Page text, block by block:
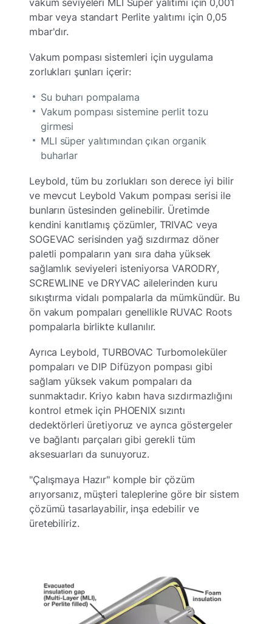
mbar veya standart Perlite yalıtımı için 0,05
mbar'dır.
Vakum pompası sistemleri için uygulama
zorlukları şunları içerir:
Su buharı pompalama
Vakum pompası sistemine perlit tozu
girmesi
MLI süper yalıtımından çıkan organik
buharlar
Leybold, tüm bu zorlukları son derece iyi bilir
ve mevcut Leybold Vakum pompası serisi ile
bunların üstesinden gelinebilir. Üretimde
kendini kanıtlamış çözümler, TRIVAC veya
SOGEVAC serisinden yağ sızdırmaz döner
paletli pompaların yanı sıra daha yüksek
sağlamlık seviyeleri isteniyorsa VARODRY,
SCREWLINE ve DRYVAC ailelerinden kuru
sıkıştırma vidalı pompalarla da mümkündür. Bu
ön vakum pompaları genellikle RUVAC Roots
pompalarla birlikte kullanılır.
Ayrıca Leybold, TURBOVAC Turbomoleküler
pompaları ve DIP Difüzyon pompası gibi
sağlam yüksek vakum pompaları da
sunmaktadır. Kriyo kabın hava sızdırmazlığını
kontrol etmek için PHOENIX sızıntı
dedektörleri üretiyoruz ve ayrıca göstergeler
ve bağlantı parçaları gibi gerekli tüm
aksesuarları da sunuyoruz.
"Çalışmaya Hazır" komple bir çözüm
arıyorsanız, müşteri taleplerine göre bir sistem
çözümü tasarlayabilir, inşa edebilir ve
üretebiliriz.